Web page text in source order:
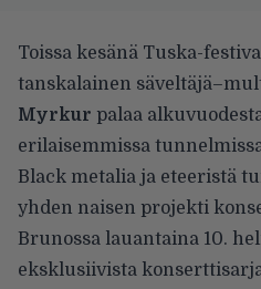
Toissa kesänä Tuska-
tanskalainen
Myrkur palaa
erilaisemmissa
Black metalia ja eteeristä
yhden naisen projekti
Brunossa lauantaina 10.
eksklusiivista